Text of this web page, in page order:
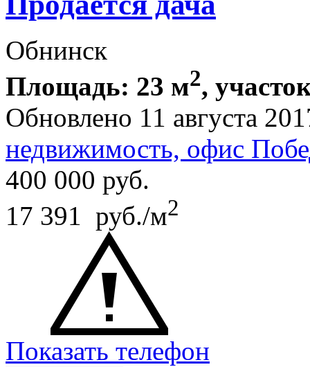
Обнинск
Площадь: 23 м2,
Обновлено 11 августа
недвижимость, офис
400 000 руб.
17 391 руб./м2
Показать телефон